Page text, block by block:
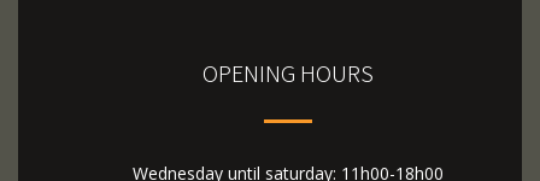
OPENING HOURS
Wednesday until saturday: 11h00-18h00